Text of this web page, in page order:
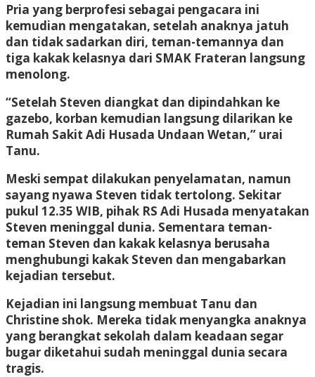
Pria yang berprofesi sebagai pengacara ini
kemudian mengatakan, setelah anaknya jatuh
dan tidak sadarkan diri, teman-temannya dan
tiga kakak kelasnya dari SMAK Frateran langsung
menolong.
“Setelah Steven diangkat dan dipindahkan ke
gazebo, korban kemudian langsung dilarikan ke
Rumah Sakit Adi Husada Undaan Wetan,” urai
Tanu.
Meski sempat dilakukan penyelamatan, namun
sayang nyawa Steven tidak tertolong. Sekitar
pukul 12.35 WIB, pihak RS Adi Husada menyatakan
Steven meninggal dunia. Sementara teman-
teman Steven dan kakak kelasnya berusaha
menghubungi kakak Steven dan mengabarkan
kejadian tersebut.
Kejadian ini langsung membuat Tanu dan
Christine shok. Mereka tidak menyangka anaknya
yang berangkat sekolah dalam keadaan segar
bugar diketahui sudah meninggal dunia secara
tragis.